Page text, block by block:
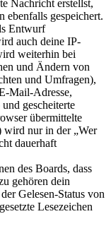
Nachricht erstellst,
ebenfalls gespeichert.
Entwurf
auch deine IP-
weiterhin bei
und Ändern von
und Umfragen),
Mail-Adresse,
gescheiterte
übermittelte
wird nur in der „Wer
dauerhaft
des Boards, dass
gehören dein
Gelesen-Status von
Lesezeichen